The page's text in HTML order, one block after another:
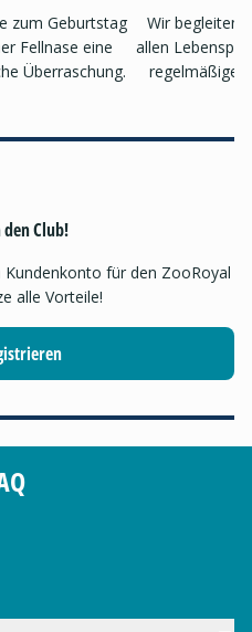
zum Geburtstag
Fellnase eine
Überraschung.
Wir begleiten
allen
regelmäßigen
Club!
für den ZooRoyal
alle Vorteile!